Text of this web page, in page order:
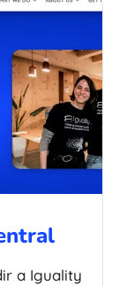
a Iguality